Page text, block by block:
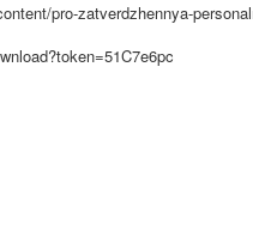
pro-zatverdzhennya-